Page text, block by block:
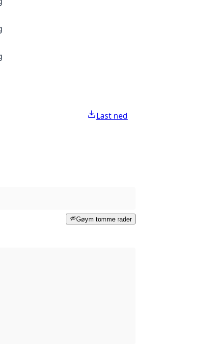
Last ned
Gøym tomme rader